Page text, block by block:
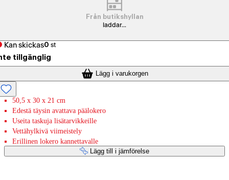
Från butikshyllan
laddar...
Kan skickas0 st
tillgänglig
Lägg i varukorgen
50,5 x 30 x 21 cm
Edestä täysin avattava päälokero
Useita taskuja lisätarvikkeille
Vettähylkivä viimeistely
Erillinen lokero kannettavalle
Lägg till i jämförelse